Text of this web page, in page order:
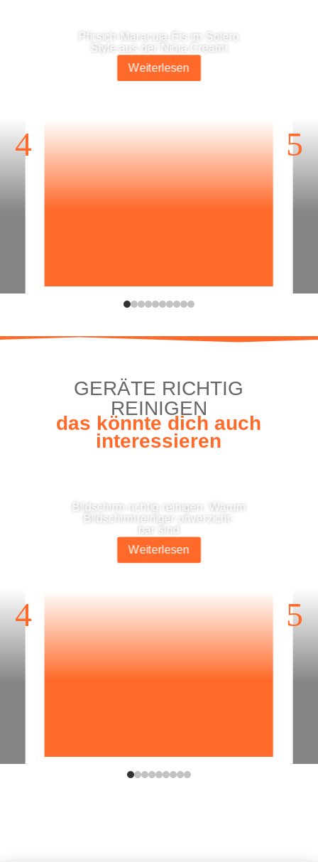
Pfir­­sich-Mara­­cu­­ja-Eis im Sole­ro
Style aus der Nin­ja Creami
Wei­ter­le­sen
4 5
GERÄ­TE RICH­TIG
REINIGEN
das könn­te dich auch
interessieren
Bild­schirm rich­tig rei­ni­gen: War­um
Bild­schirm­rei­ni­ger unver­zicht­
bar sind
Wei­ter­le­sen
4 5